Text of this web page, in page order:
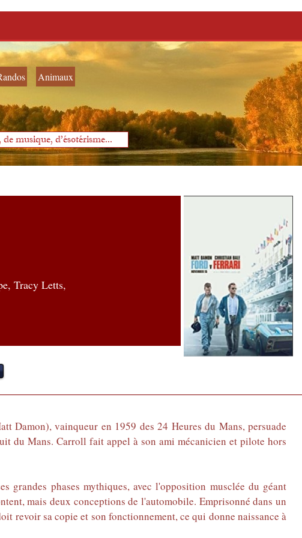
Animaux
musique, d'ésotérisme...
Tracy Letts,
Damon), vainqueur en 1959 des 24 Heures du Mans, persuade
du Mans. Carroll fait appel à son ami mécanicien et pilote hors
grandes phases mythiques, avec l'opposition musclée du géant
mais deux conceptions de l'automobile. Emprisonné dans un
revoir sa copie et son fonctionnement, ce qui donne naissance à